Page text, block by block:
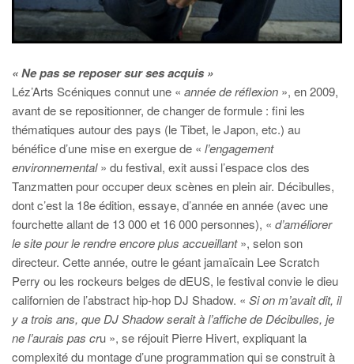
« Ne pas se reposer sur ses acquis »
Léz’Arts Scéniques connut une « année de réflexion », en 2009,
avant de se repositionner, de changer de formule : fini les
thématiques autour des pays (le Tibet, le Japon, etc.) au
bénéfice d’une mise en exergue de « l’engagement
environnemental» du festival, exit aussi l’espace clos des
Tanzmatten pour occuper deux scènes en plein air. Décibulles,
dont c’est la 18e édition, essaye, d’année en année (avec une
fourchette allant de 13 000 et 16 000 personnes), « d’améliorer
le site pour le rendre encore plus accueillant», selon son
directeur. Cette année, outre le géant jamaïcain Lee Scratch
Perry ou les rockeurs belges de dEUS, le festival convie le dieu
californien de l’abstract hip-hop DJ Shadow. « Si on m’avait dit, il
y a trois ans, que DJ Shadow serait à l’affiche de Décibulles, je
ne l’aurais pas cru », se réjouit Pierre Hivert, expliquant la
complexité du montage d’une programmation qui se construit à